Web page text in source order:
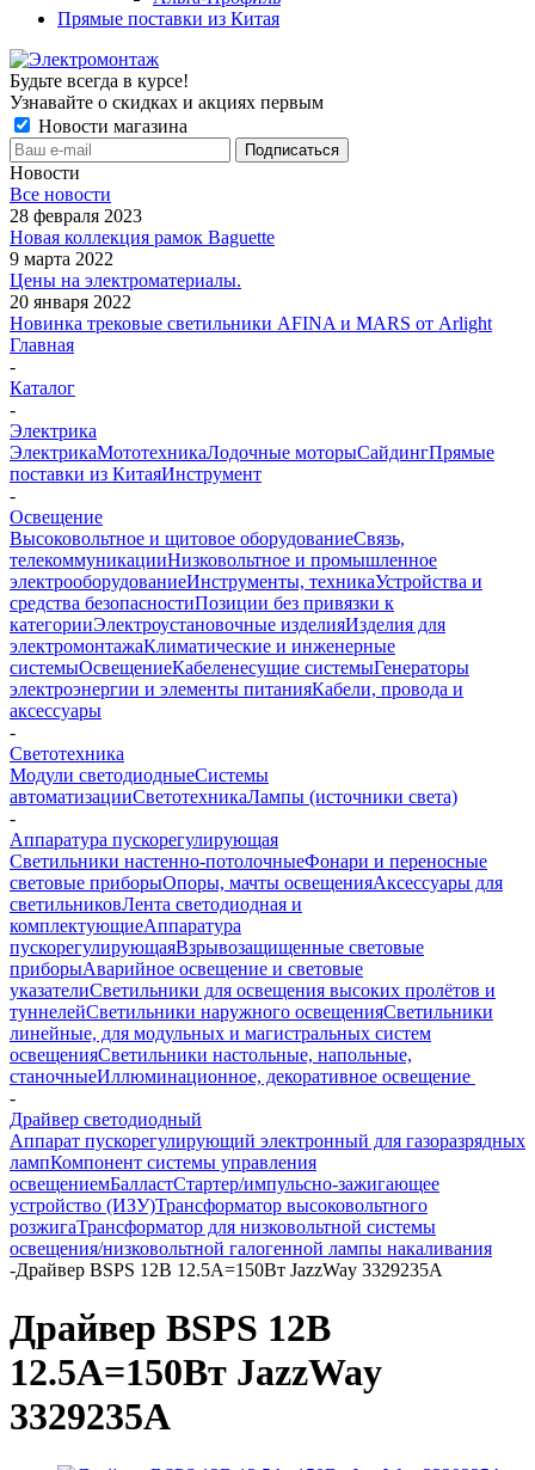
Прямые поставки из Китая
Будьте всегда в курсе!
Узнавайте о скидках и акциях первым
Новости магазина
Новости
Все новости
28 февраля 2023
Новая коллекция рамок Baguette
9 марта 2022
Цены на электроматериалы.
20 января 2022
Новинка трековые светильники AFINA и MARS от Arlight
Главная
-
Каталог
-
Электрика
ЭлектрикаМототехникаЛодочные моторыСайдингПрямые
поставки из КитаяИнструмент
-
Освещение
Высоковольтное и щитовое оборудованиеСвязь,
телекоммуникацииНизковольтное и промышленное
электрооборудованиеИнструменты, техникаУстройства и
средства безопасностиПозиции без привязки к
категорииЭлектроустановочные изделияИзделия для
электромонтажаКлиматические и инженерные
системыОсвещениеКабеленесущие системыГенераторы
электроэнергии и элементы питанияКабели, провода и
аксессуары
-
Светотехника
Модули светодиодныеСистемы
автоматизацииСветотехникаЛампы (источники света)
-
Аппаратура пускорегулирующая
Светильники настенно-потолочныеФонари и переносные
световые приборыОпоры, мачты освещенияАксессуары для
светильниковЛента светодиодная и
комплектующиеАппаратура
пускорегулирующаяВзрывозащищенные световые
приборыАварийное освещение и световые
указателиСветильники для освещения высоких пролётов и
туннелейСветильники наружного освещенияСветильники
линейные, для модульных и магистральных систем
освещенияСветильники настольные, напольные,
станочныеИллюминационное, декоративное освещение
-
Драйвер светодиодный
Аппарат пускорегулирующий электронный для газоразрядных
лампКомпонент системы управления
освещениемБалластСтартер/импульсно-зажигающее
устройство (ИЗУ)Трансформатор высоковольтного
розжигаТрансформатор для низковольтной системы
освещения/низковольтной галогенной лампы накаливания
-Драйвер BSPS 12В 12.5A=150Вт JazzWay 3329235A
Драйвер BSPS 12В
12.5A=150Вт JazzWay
3329235A